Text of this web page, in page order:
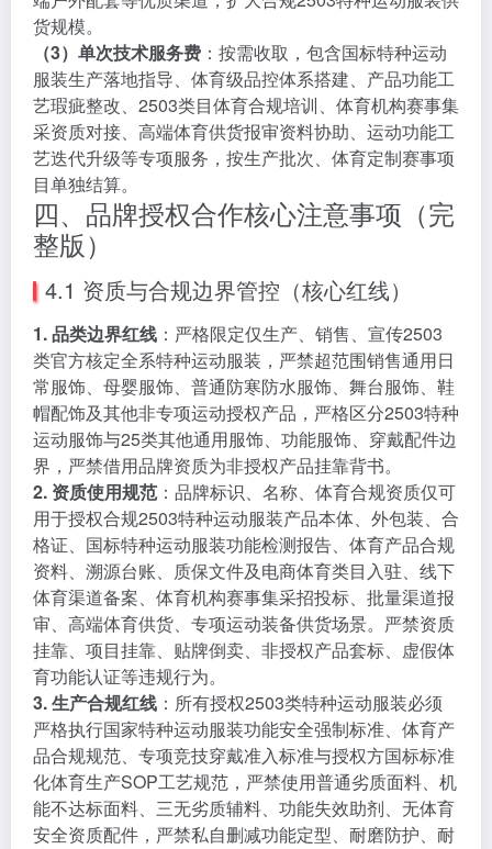
货规模。
（3）单次技术服务费 ：按需收取，包含国标特种运动
服装生产落地指导、体育级品控体系搭建、产品功能工
艺瑕疵整改、2503类目体育合规培训、体育机构赛事集
采资质对接、高端体育供货报审资料协助、运动功能工
艺迭代升级等专项服务，按生产批次、体育定制赛事项
目单独结算。
四、品牌授权合作核心注意事项（完
整版）
4.1 资质与合规边界管控（核心红线）
1. 品类边界红线 ：严格限定仅生产、销售、宣传2503
类官方核定全系特种运动服装，严禁超范围销售通用日
常服饰、母婴服饰、普通防寒防水服饰、舞台服饰、鞋
帽配饰及其他非专项运动授权产品，严格区分2503特种
运动服饰与25类其他通用服饰、功能服饰、穿戴配件边
界，严禁借用品牌资质为非授权产品挂靠背书。
2. 资质使用规范 ：品牌标识、名称、体育合规资质仅可
用于授权合规2503特种运动服装产品本体、外包装、合
格证、国标特种运动服装功能检测报告、体育产品合规
资料、溯源台账、质保文件及电商体育类目入驻、线下
体育渠道备案、体育机构赛事集采招投标、批量渠道报
审、高端体育供货、专项运动装备供货场景。严禁资质
挂靠、项目挂靠、贴牌倒卖、非授权产品套标、虚假体
育功能认证等违规行为。
3. 生产合规红线 ：所有授权2503类特种运动服装必须
严格执行国家特种运动服装功能安全强制标准、体育产
品合规规范、专项竞技穿戴准入标准与授权方国标标准
化体育生产SOP工艺规范，严禁使用普通劣质面料、机
能不达标面料、三无劣质辅料、功能失效助剂、无体育
安全资质配件，严禁私自删减功能定型、耐磨防护、耐